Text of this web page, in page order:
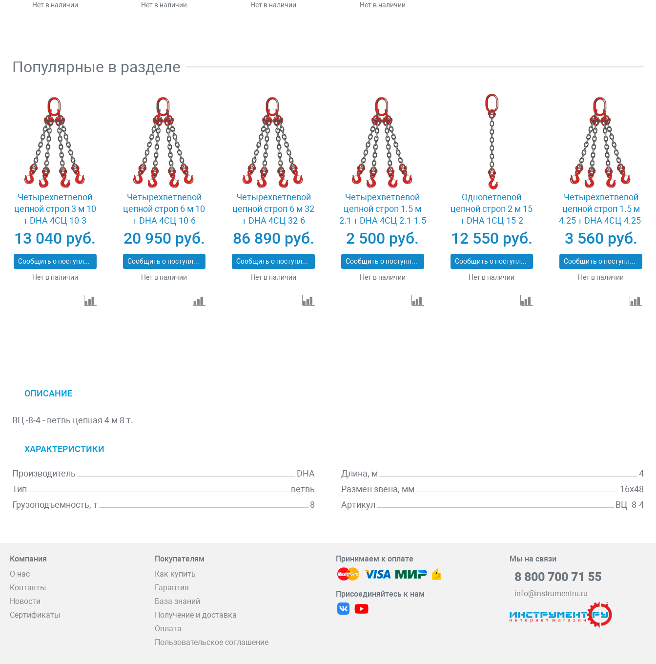
Нет в наличии Нет в наличии Нет в наличии Нет в наличии
Популярные в разделе
Четырехветвевой
цепной строп 3 м 10
т DHA 4СЦ-10-3
13 040 руб.
Сообщить о поступлении
Нет в наличии
Четырехветвевой
цепной строп 6 м 10
т DHA 4СЦ-10-6
20 950 руб.
Сообщить о поступлении
Нет в наличии
Четырехветвевой
цепной строп 6 м 32
т DHA 4СЦ-32-6
86 890 руб.
Сообщить о поступлении
Нет в наличии
Четырехветвевой
цепной строп 1.5 м
2.1 т DHA 4СЦ-2.1-1.5
2 500 руб.
Сообщить о поступлении
Нет в наличии
Одноветвевой
цепной строп 2 м 15
т DHA 1СЦ-15-2
12 550 руб.
Сообщить о поступлении
Нет в наличии
Четырехветвевой
цепной строп 1.5 м
4.25 т DHA 4СЦ-4.25-
1.5
3 560 руб.
Сообщить о поступлении
Нет в наличии
ОПИСАНИЕ
ВЦ -8-4 - ветвь цепная 4 м 8 т.
ХАРАКТЕРИСТИКИ
Производитель
DHA
Тип
ветвь
Грузоподъемность, т
8
Длина, м
4
Размен звена, мм
16х48
Артикул
ВЦ -8-4
Компания
О нас
Контакты
Новости
Сертификаты
Покупателям
Как купить
Гарантия
База знаний
Получение и доставка
Оплата
Пользовательское соглашение
Принимаем к оплате
Присоединяйтесь к нам
Мы на связи
8 800 700 71 55
info@instrumentru.ru